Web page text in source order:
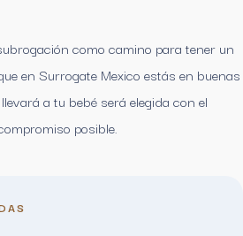
como camino para tener un
en Surrogate Mexico estás en buenas
a tu bebé será elegida con el
posible.